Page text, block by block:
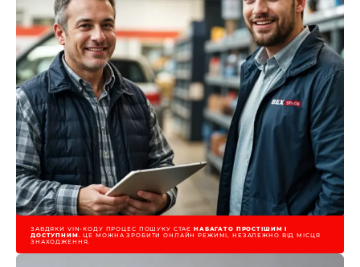
ЗАВДЯКИ VIN-КОДУ ПРОЦЕС ПОШУКУ СТАЄ НАБАГАТО ПРОСТІШИМ І
ДОСТУПНИМ. ЦЕ МОЖНА ЗРОБИТИ ОНЛАЙН РЕЖИМІ, НЕЗАЛЕЖНО ВІД МІСЦЯ
ЗНАХОДЖЕННЯ.